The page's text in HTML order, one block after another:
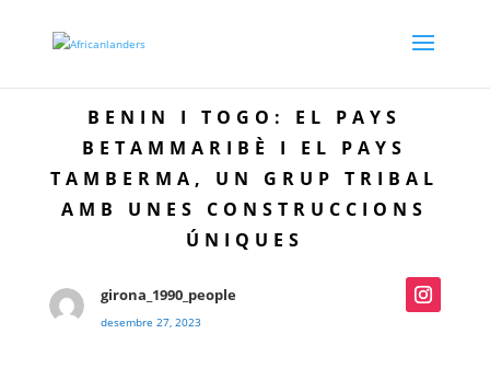
BENIN I TOGO: EL PAYS
BETAMMARIBÈ I EL PAYS
TAMBERMA, UN GRUP TRIBAL
AMB UNES CONSTRUCCIONS
ÚNIQUES
girona_1990_people
desembre 27, 2023